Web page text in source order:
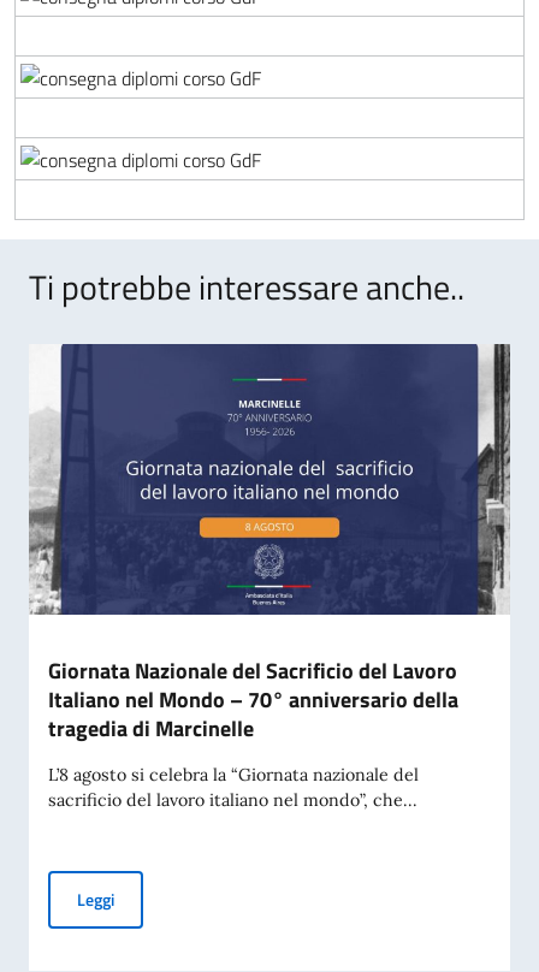
Ti potrebbe interessare anche..
Giornata Nazionale del Sacrificio del Lavoro
Italiano nel Mondo – 70° anniversario della
tragedia di Marcinelle
L’8 agosto si celebra la “Giornata nazionale del
sacrificio del lavoro italiano nel mondo”, che...
LeggiGiornata Nazionale del Sacrificio del Lavoro Italiano nel